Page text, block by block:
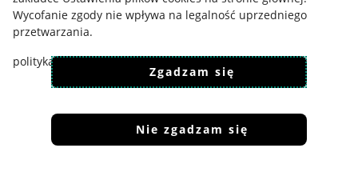
Wycofanie zgody nie wpływa na legalność uprzedniego
przetwarzania.
polityka plików cookies
polityka ochrony prywatności
Zgadzam się
Nie zgadzam się
Korzystanie z serwisu oznacza akceptacjęregulaminu